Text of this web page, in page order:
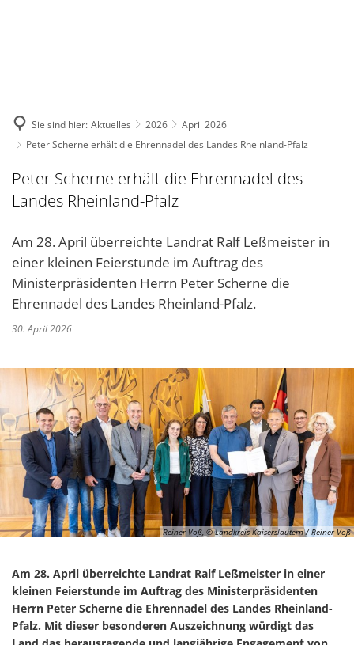
Sie sind hier: Aktuelles 2026
April 2026
Peter Scherne erhält die Ehrennadel des Landes Rheinland-Pfalz
Peter Scherne erhält die Ehrennadel des
Landes Rheinland-Pfalz
Am 28. April überreichte Landrat Ralf Leßmeister in
einer kleinen Feierstunde im Auftrag des
Ministerpräsidenten Herrn Peter Scherne die
Ehrennadel des Landes Rheinland-Pfalz.
30. April 2026
Reiner Voß, © Landkreis Kaiserslautern / Reiner Voß
Am 28. April überreichte Landrat Ralf Leßmeister in einer
kleinen Feierstunde im Auftrag des Ministerpräsidenten
Herrn Peter Scherne die Ehrennadel des Landes Rheinland-
Pfalz. Mit dieser besonderen Auszeichnung würdigt das